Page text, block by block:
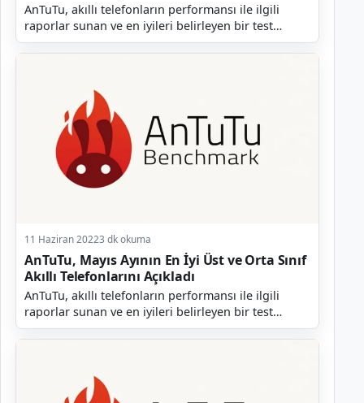
AnTuTu, akıllı telefonların performansı ile ilgili
raporlar sunan ve en iyileri belirleyen bir test
platformudur. Şirket her ay olduğu gibi geçtiğimiz...
11 Haziran 20223 dk okuma
AnTuTu, Mayıs Ayının En İyi Üst ve Orta Sınıf
Akıllı Telefonlarını Açıkladı
AnTuTu, akıllı telefonların performansı ile ilgili
raporlar sunan ve en iyileri belirleyen bir test
platformudur. Şirket her ay olduğu gibi geçtiğimiz...